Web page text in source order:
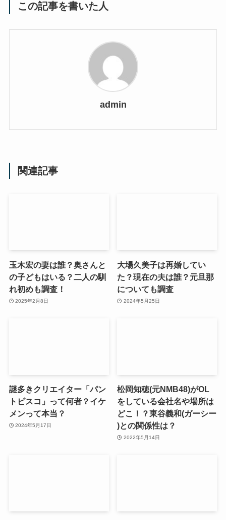
この記事を書いた人
admin
関連記事
玉木宏の妻は誰？奥さんと
の子どもはいる？二人の馴
れ初めも調査！
2025年2月8日
大場久美子は再婚してい
た？現在の夫は誰？元旦那
についても調査
2024年5月25日
謎多きクリエイター「パン
トビスコ」って何者？イケ
メンって本当？
2024年5月17日
松岡知穂(元NMB48)がOL
をしている会社名や場所は
どこ！？東谷義和(ガーシー
)との関係性は？
2022年5月14日